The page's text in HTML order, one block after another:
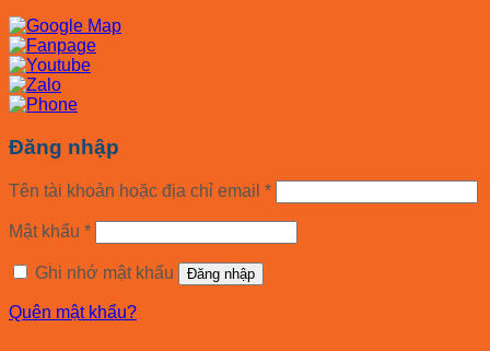
Đăng nhập
Tên tài khoản hoặc địa chỉ email *
Mật khẩu *
Ghi nhớ mật khẩu Đăng nhập
Quên mật khẩu?